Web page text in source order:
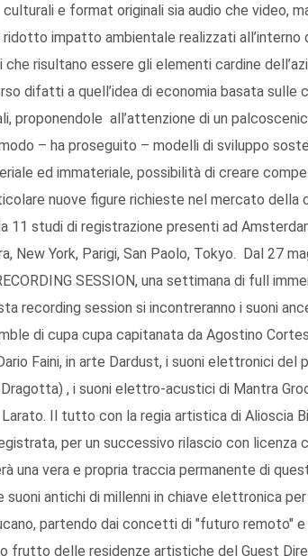
e format originali sia audio che video,
impatto ambientale realizzati
risultano essere gli elementi cardine
difatti a quell’idea di economia basata sulle
proponendole all’attenzione di un
– ha proseguito – modelli di sviluppo
ed immateriale, possibilità di creare
nuove figure richieste nel mercato della
studi di registrazione presenti ad
New York, Parigi, San Paolo, Tokyo. Dal 27
SESSION, una settimana di full
recording session si incontreranno i suoni
di cupa cupa capitanata da Agostino
Faini, in arte Dardust, i suoni elettronici del
, i suoni elettro-acustici di Mantra
Il tutto con la regia artistica di Alioscia
per un successivo rilascio con licenza
una vera e propria traccia permanente di
antichi di millenni in chiave elettronica
partendo dai concetti di "futuro remoto"
frutto delle residenze artistiche del Guest